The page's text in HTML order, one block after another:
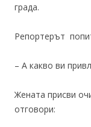
града.
Репортерът
– А какво ви
Жената присви
отговори: